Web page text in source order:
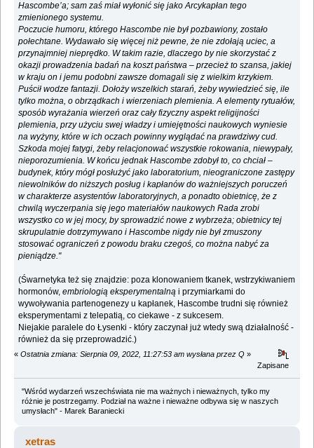
Hascombe’a; sam zaś miał wyłonić się jako Arcykapłan tego
zmienionego systemu.
Poczucie humoru, którego Hascombe nie był pozbawiony, zostało
połechtane. Wydawało się więcej niż pewne, że nie zdołają uciec, a
przynajmniej nieprędko. W takim razie, dlaczego by nie skorzystać z
okazji prowadzenia badań na koszt państwa ‒ przecież to szansa, jakiej
w kraju on i jemu podobni zawsze domagali się z wielkim krzykiem.
Puścił wodze fantazji. Dołoży wszelkich starań, żeby wywiedzieć się, ile
tylko można, o obrządkach i wierzeniach plemienia. A elementy rytuałów,
sposób wyrażania wierzeń oraz cały fizyczny aspekt religijności
plemienia, przy użyciu swej władzy i umiejętności naukowych wyniesie
na wyżyny, które w ich oczach powinny wyglądać na prawdziwy cud.
Szkoda mojej fatygi, żeby relacjonować wszystkie rokowania, niewypały,
nieporozumienia. W końcu jednak Hascombe zdobył to, co chciał ‒
budynek, który mógł posłużyć jako laboratorium, nieograniczone zastępy
niewolników do niższych posług i kapłanów do ważniejszych poruczeń
w charakterze asystentów laboratoryjnych, a ponadto obietnicę, że z
chwilą wyczerpania się jego materiałów naukowych Rada zrobi
wszystko co w jej mocy, by sprowadzić nowe z wybrzeża; obietnicy tej
skrupulatnie dotrzymywano i Hascombe nigdy nie był zmuszony
stosować ograniczeń z powodu braku czegoś, co można nabyć za
pieniądze."
(Śwarnetyka też się znajdzie: poza klonowaniem tkanek, wstrzykiwaniem
hormonów,embriologią eksperymentalną i przymiarkami do
wywoływania partenogenezy u kapłanek, Hascombe trudni się również
eksperymentami z telepatią, co ciekawe - z sukcesem.
Niejakie paralele do Łysenki - który zaczynał już wtedy swą działalność -
również da się przeprowadzić.)
« Ostatnia zmiana: Sierpnia 09, 2022, 11:27:53 am wysłana przez Q »
Zapisane
"Wśród wydarzeń wszechświata nie ma ważnych i nieważnych, tylko my
różnie je postrzegamy. Podział na ważne i nieważne odbywa się w naszych
umysłach" - Marek Baraniecki
xetras